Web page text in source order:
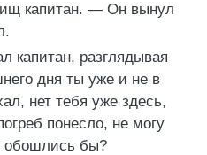
капитан. — Он вынул
разглядывая
дня ты уже и не в
нет тебя уже здесь,
понесло, не могу
обошлись бы?